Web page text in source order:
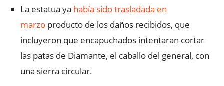
La estatua ya había sido trasladada en
marzo producto de los daños recibidos, que
incluyeron que encapuchados intentaran cortar
las patas de Diamante, el caballo del general, con
una sierra circular.